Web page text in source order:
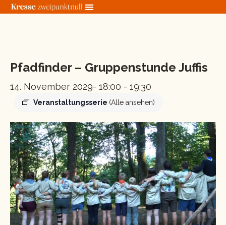
Zum
Pfadfinder – Gruppenstunde Juffis
14. November 2029- 18:00 - 19:30
Veranstaltungsserie (Alle ansehen)